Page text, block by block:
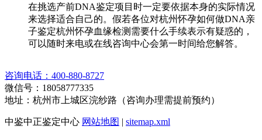
在挑选产前DNA鉴定项目时一定要依据本身的实际情况
来选择适合自己的。假若各位对杭州怀孕如何做DNA亲
子鉴定杭州怀孕血缘检测需要什么手续表示有疑惑的，
可以随时来电或在线咨询中心会第一时间给您解答。
咨询电话：400-880-8727
微信号：18058777335
地址：杭州市上城区浣纱路（咨询办理需提前预约）
中鉴中正鉴定中心 网站地图 | sitemap.xml